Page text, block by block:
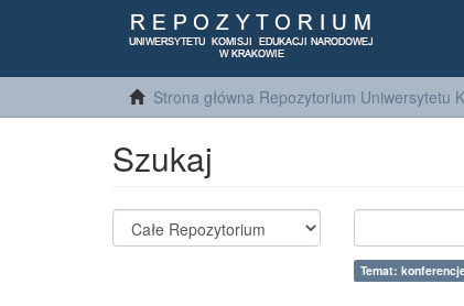
Strona główna Repozytorium Uniwersytetu
Szukaj
Temat: